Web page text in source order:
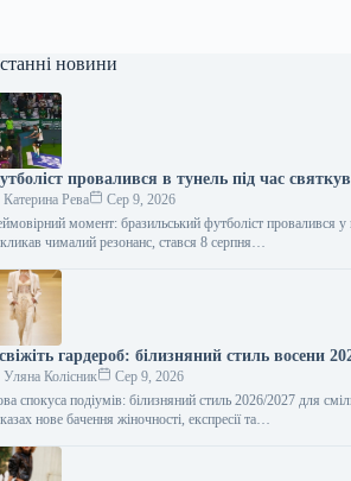
новини
провалився в тунель під час
Катерина Рева
Сер 9, 2026
момент: бразильський футболіст провалився
чималий резонанс, стався 8 серпня…
гардероб: білизняний стиль восени
Уляна Колісник
Сер 9, 2026
спокуса подіумів: білизняний стиль 2026/2027 для
нове бачення жіночності, експресії та…